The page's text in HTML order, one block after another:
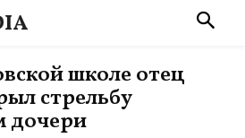
школе отец
стрельбу
дочери